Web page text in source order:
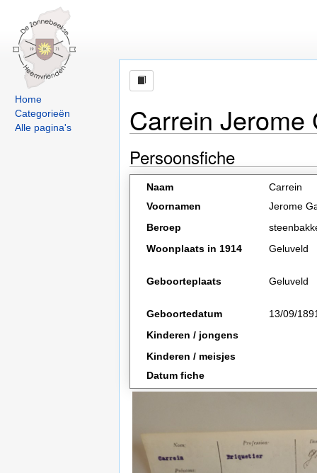
Home
Categorieën
Alle pagina's
Carrein Jerome
Persoonsfiche
Naam
Carrein
Voornamen
Jerome
Beroep
Woonplaats in 1914
Geluveld
Geboorteplaats Geluveld
Geboortedatum
13/09/
Kinderen / jongens
Kinderen / meisjes
Datum fiche